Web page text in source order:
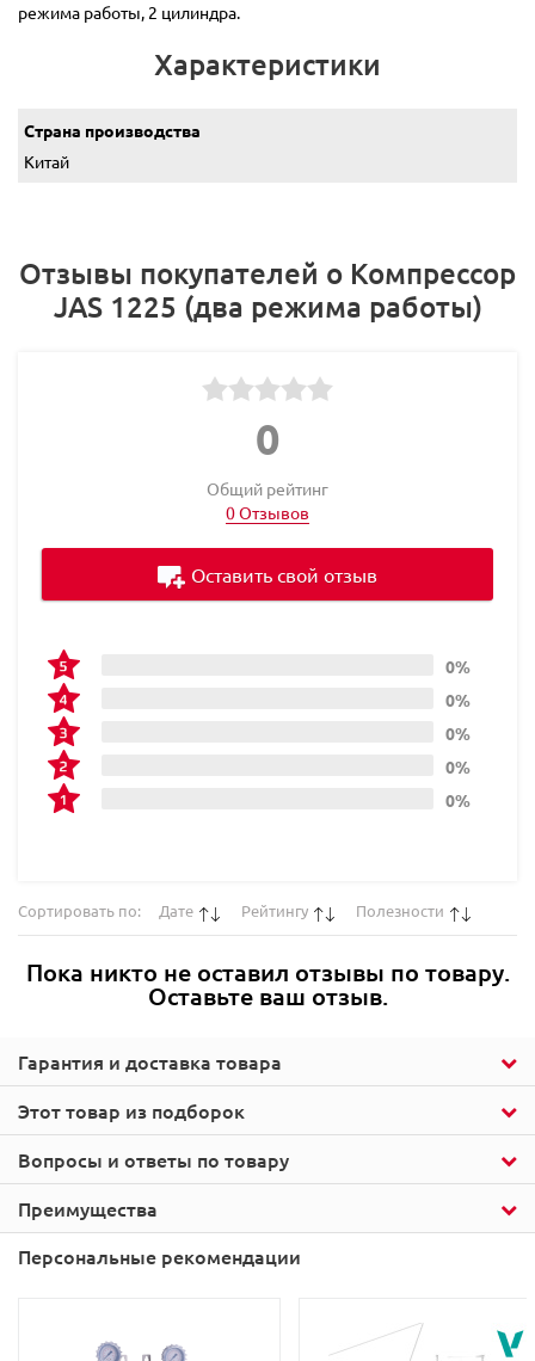
режима работы, 2 цилиндра.
Характеристики
Страна производства
Китай
Этот товар из подборок
Гарантия и доставка товара
Отзывы покупателей о Компрессор
JAS 1225 (два режима работы)
0
Общий рейтинг
0 Отзывов
0%
0%
0%
0%
0%
Оставить свой отзыв
Сортировать по: Дате Рейтингу Полезности
Пока никто не оставил отзывы по товару.
Оставьте ваш отзыв.
Вопросы и ответы по товару
Преимущества
Персональные рекомендации